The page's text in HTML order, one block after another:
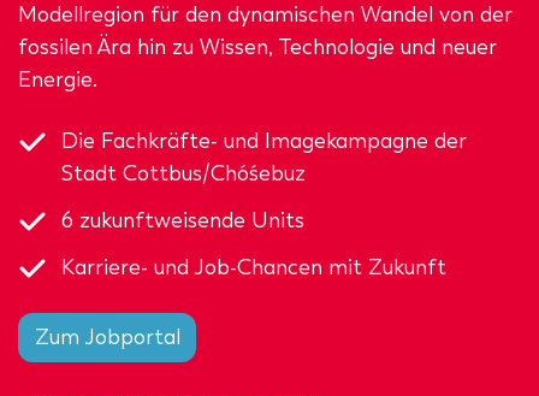
Modellregion für den dynamischen Wandel von der
fossilen Ära hin zu Wissen, Technologie und neuer
Energie.
Die Fachkräfte- und Imagekampagne der
Stadt Cottbus/Chóśebuz
6 zukunftweisende Units
Karriere- und Job-Chancen mit Zukunft
Zum Jobportal